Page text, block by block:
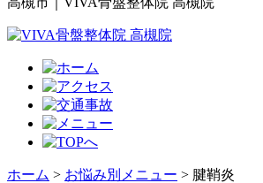
ホーム > お悩み別メニュー > 腱鞘炎